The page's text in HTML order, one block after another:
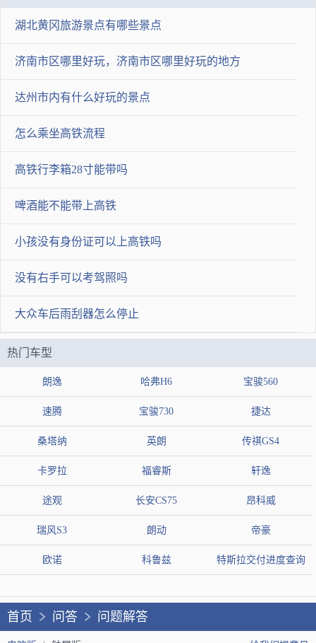
图片，步骤的：http://bbs.auto.sina.com.cn/329/218/thread-2489181
2020-02-27 02:04:39
兴梅轮胎行
基斯秀耐达
把雨刮臂周起来把雨刮片向下滑如刮不下来可以在雨刮臂头部内
侧有个卡用手捏下雨刮片就滑下来了
干死大众人人有责
STEP 1：轻抬起雨刷，看到圈中的卡扣，把卡扣向橙色箭头方
向施力，同时把雨刷沿绿色箭头方向推。STEP 2：OK了，雨刷
的卡扣就打开了，呈现出如下状态。进一步分离后，原车雨刷就
拆下来了。注意，放雨刷臂时一定要小心轻放，不然很容易把前
档敲碎。STEP3：取出无骨雨刷，打开雨刷盒上盖。把雨刷臂的
钩子伸入打开的雨刷盒。稍加用力后扣入雨刷盒
盖上雨刷盒上盖。接着更换另一组雨刷注意事项：
1、拆放雨刷一定要小心轻放，不然容易砸坏玻璃。2、所有卡扣
要固定到位。
2020-02-27 11:24:42
我有更好答案
湖北黄冈旅游景点有哪些景点
济南市区哪里好玩，济南市区哪里好玩的地方
达州市内有什么好玩的景点
怎么乘坐高铁流程
高铁行李箱28寸能带吗
啤酒能不能带上高铁
小孩没有身份证可以上高铁吗
没有右手可以考驾照吗
大众车后雨刮器怎么停止
热门车型
朗逸 哈弗H6 宝骏560
速腾 宝骏730 捷达
桑塔纳 英朗 传祺GS4
卡罗拉 福睿斯 轩逸
途观 长安CS75 昂科威
瑞风S3 朗动 帝豪
欧诺 科鲁兹 特斯拉交付进度查询
首页 问答 问题解答